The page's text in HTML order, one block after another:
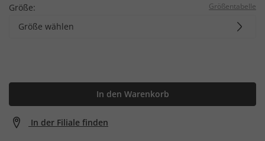
Größe: Größentabelle
Größe wählen
In den Warenkorb
In der Filiale finden